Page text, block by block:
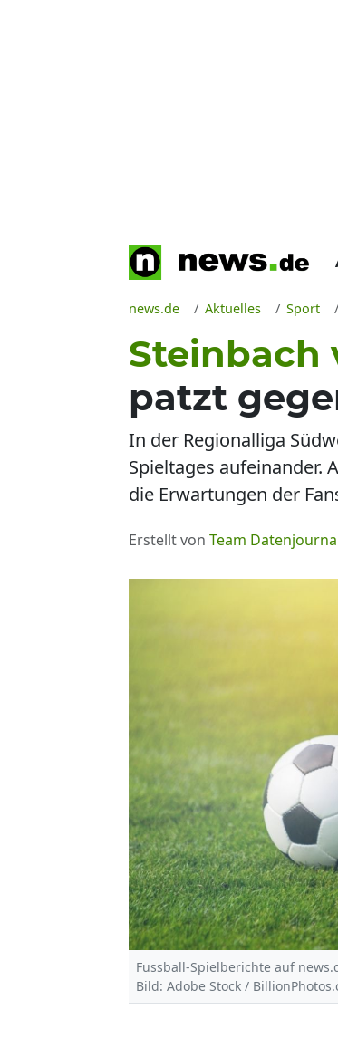
news.de Aktuelles Sport
Steinbach
patzt
In der Regionalliga
Spieltages aufeinander.
die Erwartungen der
Erstellt von Team
Fussball-Spielberichte auf
Bild: Adobe Stock /